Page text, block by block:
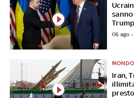
sanno
06 ago -
Iran,
MONDO